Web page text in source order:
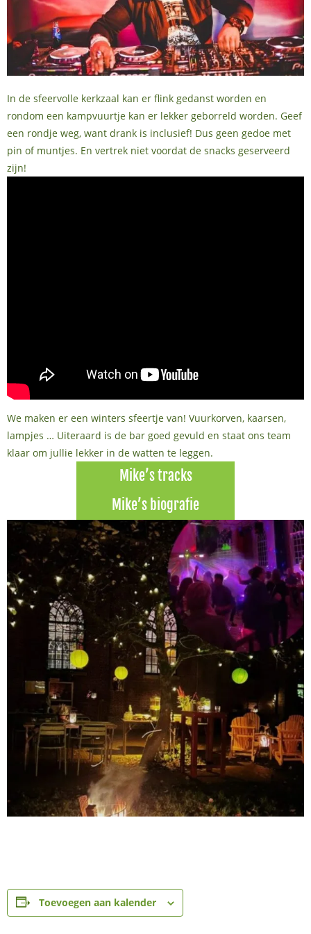
In de sfeervolle kerkzaal kan er flink gedanst worden en
rondom een kampvuurtje kan er lekker geborreld worden. Geef
een rondje weg, want drank is inclusief! Dus geen gedoe met
pin of muntjes. En vertrek niet voordat de snacks geserveerd
zijn!
We maken er een winters sfeertje van! Vuurkorven, kaarsen,
lampjes … Uiteraard is de bar goed gevuld en staat ons team
klaar om jullie lekker in de watten te leggen.
Mike’s tracks
Mike’s biografie
Toevoegen aan kalender